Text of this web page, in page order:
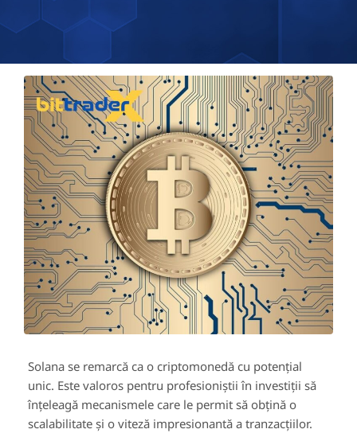
Solana se remarcă ca o criptomonedă cu potențial
unic. Este valoros pentru profesioniștii în investiții să
înțeleagă mecanismele care le permit să obțină o
scalabilitate și o viteză impresionantă a tranzacțiilor.